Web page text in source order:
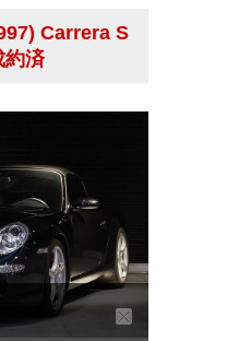
Carrera S
済